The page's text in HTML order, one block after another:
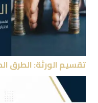
تقسيم الورثة: الطرق